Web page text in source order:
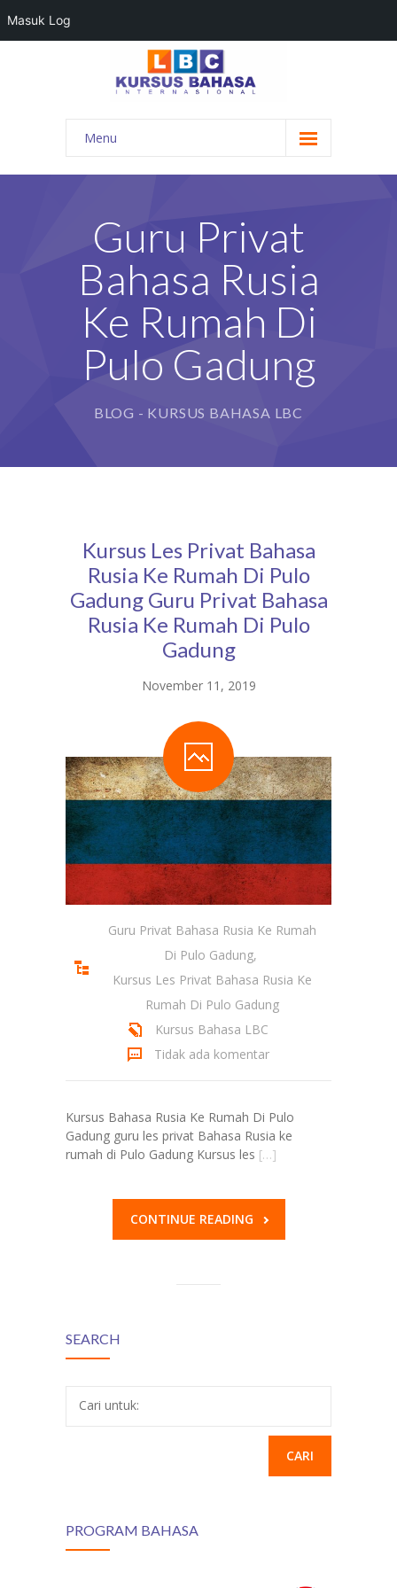
Menu
HOME
KONTAK KAMI
BLOG
DAFTAR GURU
Guru Privat
Bahasa Rusia
Ke Rumah Di
Pulo Gadung
BLOG - KURSUS BAHASA LBC
Kursus Les Privat Bahasa
Rusia Ke Rumah Di Pulo
Gadung Guru Privat Bahasa
Rusia Ke Rumah Di Pulo
Gadung
November 11, 2019
Guru Privat Bahasa Rusia Ke Rumah
Di Pulo Gadung,
Kursus Les Privat Bahasa Rusia Ke
Rumah Di Pulo Gadung
Kursus Bahasa LBC
Tidak ada komentar
Kursus Bahasa Rusia Ke Rumah Di Pulo
Gadung guru les privat Bahasa Rusia ke
rumah di Pulo Gadung Kursus les […]
CONTINUE READING
SEARCH
Cari untuk:
PROGRAM BAHASA
Masuk Log